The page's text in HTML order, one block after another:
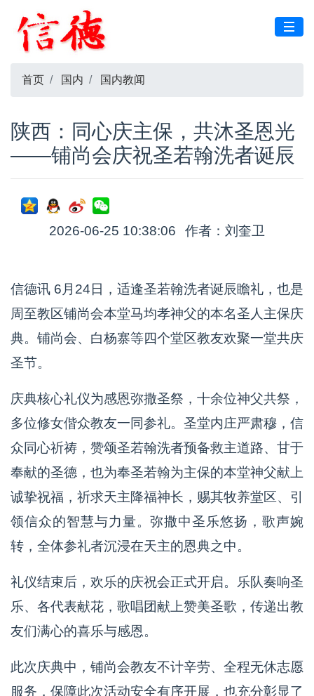
首页 国内 国内教闻
陕西：同心庆主保，共沐圣恩光
——铺尚会庆祝圣若翰洗者诞辰
2026-06-25 10:38:06 作者：刘奎卫
信德讯 6月24日，适逢圣若翰洗者诞辰瞻礼，也是
周至教区铺尚会本堂马均孝神父的本名圣人主保庆
典。铺尚会、白杨寨等四个堂区教友欢聚一堂共庆
圣节。
庆典核心礼仪为感恩弥撒圣祭，十余位神父共祭，
多位修女偕众教友一同参礼。圣堂内庄严肃穆，信
众同心祈祷，赞颂圣若翰洗者预备救主道路、甘于
奉献的圣德，也为奉圣若翰为主保的本堂神父献上
诚挚祝福，祈求天主降福神长，赐其牧养堂区、引
领信众的智慧与力量。弥撒中圣乐悠扬，歌声婉
转，全体参礼者沉浸在天主的恩典之中。
礼仪结束后，欢乐的庆祝会正式开启。乐队奏响圣
乐、各代表献花，歌唱团献上赞美圣歌，传递出教
友们满心的喜乐与感恩。
此次庆典中，铺尚会教友不计辛劳、全程无休志愿
服务，保障此次活动安全有序开展，也充分彰显了